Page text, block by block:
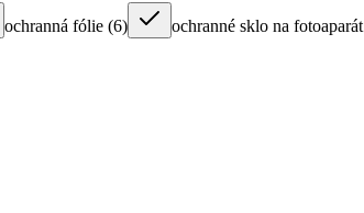
ochranná fólie (6) ochranné sklo na fotoaparát